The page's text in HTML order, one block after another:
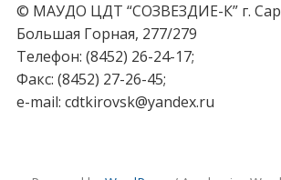
© МАУДО ЦДТ “СОЗВЕЗДИЕ-К” г.
Большая Горная, 277/279
Телефон: (8452) 26-24-17;
Факс: (8452) 27-26-45;
e-mail: cdtkirovsk@yandex.ru